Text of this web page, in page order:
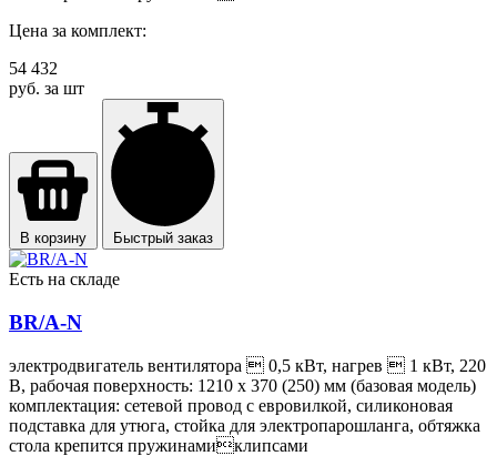
Цена за комплект:
54 432
руб. за шт
В корзину Быстрый заказ
Есть на складе
BR/A-N
электродвигатель вентилятора  0,5 кВт, нагрев  1 кВт, 220
В, рабочая поверхность: 1210 х 370 (250) мм (базовая модель)
комплектация: сетевой провод с евровилкой, силиконовая
подставка для утюга, стойка для электропарошланга, обтяжка
стола крепится пружинамиклипсами